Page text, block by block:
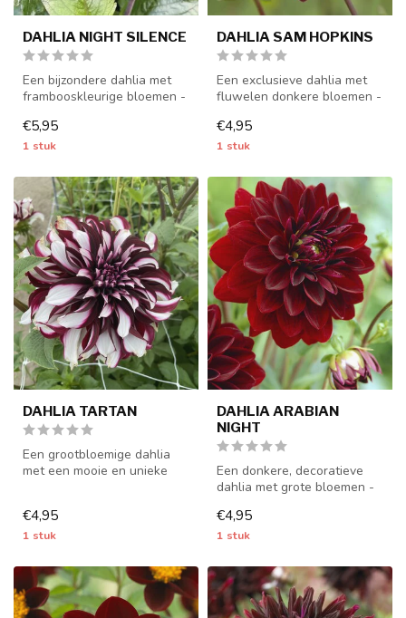
DAHLIA NIGHT SILENCE
Een bijzondere dahlia met
frambooskleurige bloemen -
€5,95
1 stuk
DAHLIA SAM HOPKINS
Een exclusieve dahlia met
fluwelen donkere bloemen -
€4,95
1 stuk
DAHLIA TARTAN
Een grootbloemige dahlia
met een mooie en unieke
€4,95
1 stuk
DAHLIA ARABIAN
NIGHT
Een donkere, decoratieve
dahlia met grote bloemen -
€4,95
1 stuk